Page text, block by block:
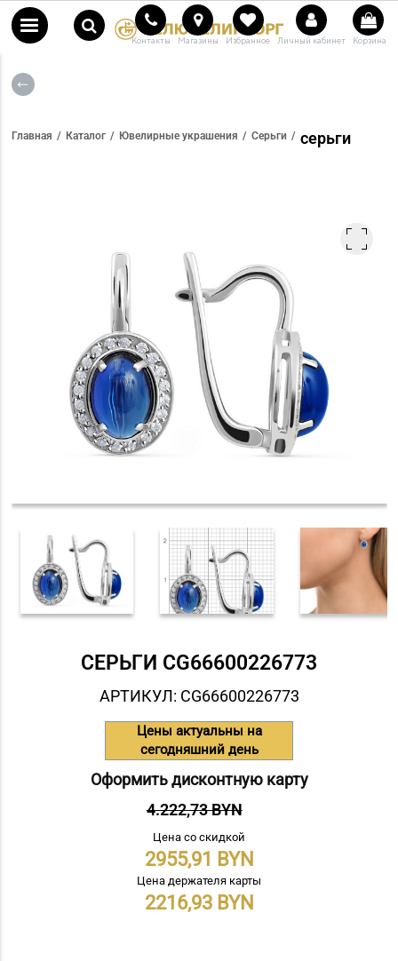
Контакты Магазины Избранное Личный кабинет Корзина
Главная Каталог Ювелирные украшения Серьги серьги
СЕРЬГИ СG66600226773
АРТИКУЛ: СG66600226773
Цены актуальны на
сегодняшний день
Оформить дисконтную карту
4.222,73 BYN
Цена со скидкой
2955,91
Цена держателя карты
2216,93